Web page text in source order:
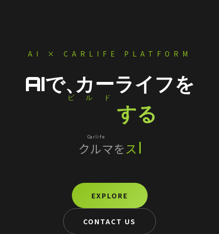
AI × CARLIFE PLATFORM
AIで、カーライフを
ビルド
する
クルマをスマートに
EXPLORE
CONTACT US